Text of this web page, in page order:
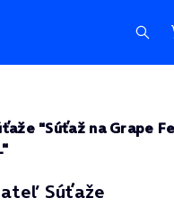
"Súťaž na Grape
Súťaže